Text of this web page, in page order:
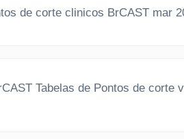
de corte clinicos BrCAST mar
Tabelas de Pontos de corte